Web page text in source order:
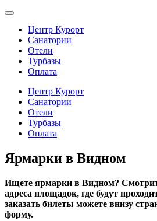
Центр Курорт
Санатории
Отели
Турбазы
Оплата
Центр Курорт
Санатории
Отели
Турбазы
Оплата
Ярмарки в Видном
Ищете ярмарки в Видном?
адреса площадок, где будут
заказать билеты можете внизу
форму.